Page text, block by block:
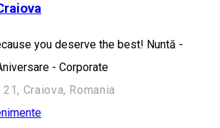
you deserve the best! Nuntă -
- Corporate
Craiova, Romania